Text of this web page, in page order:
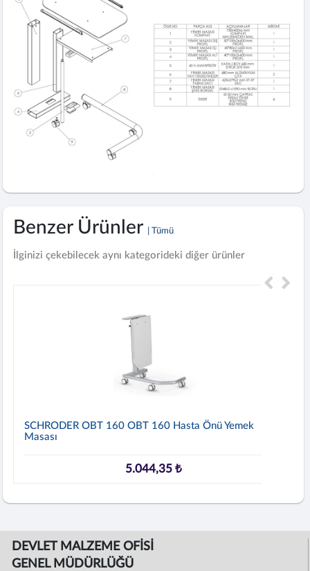
Benzer Ürünler | Tümü
İlginizi çekebilecek aynı kategorideki diğer ürünler
SCHRODER OBT 160 OBT 160 Hasta Önü Yemek
Masası
5.044,35 ₺
DEVLET MALZEME OFİSİ
GENEL MÜDÜRLÜĞÜ